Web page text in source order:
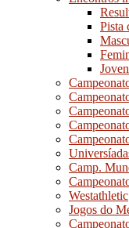
Pista
Camp.
Westathletic
Jogos do